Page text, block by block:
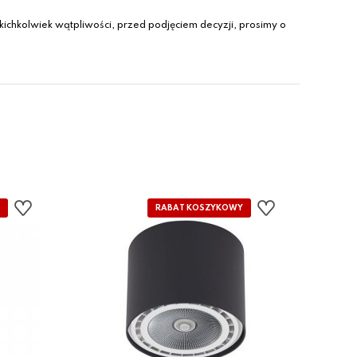
wątpliwości, przed podjęciem decyzji, prosimy o